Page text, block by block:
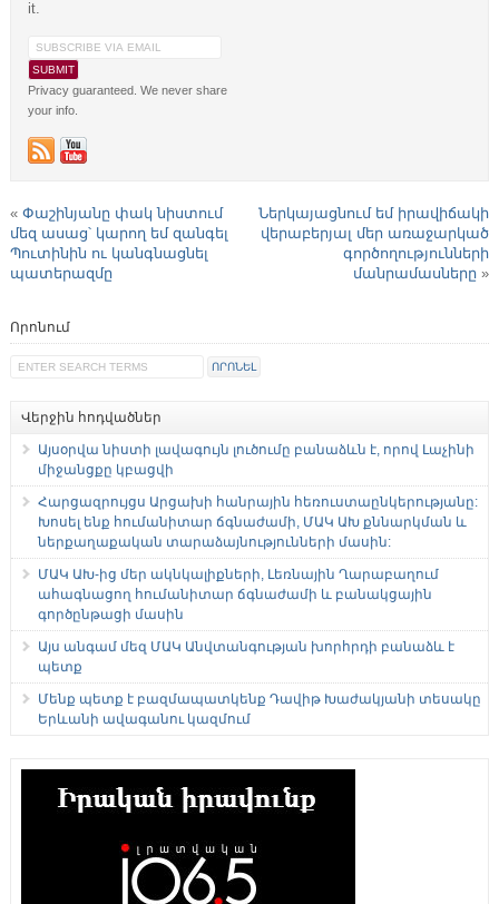
it.
Privacy guaranteed. We never share
your info.
« Փաշինյանը փակ նիստում
մեզ ասաց՝ կարող եմ զանգել
Պուտինին ու կանգնացնել
պատերազմը
Ներկայացնում եմ իրավիճակի
վերաբերյալ մեր առաջարկած
գործողությունների
մանրամասները »
Որոնում
Վերջին հոդվածներ
Այսօրվա նիստի լավագույն լուծումը բանաձևն է, որով Լաչինի
միջանցքը կբացվի
Հարցազրույցս Արցախի հանրային հեռուստաընկերությանը:
Խոսել ենք հումանիտար ճգնաժամի, ՄԱԿ ԱԽ քննարկման և
ներքաղաքական տարաձայնությունների մասին:
ՄԱԿ ԱԽ-ից մեր ակնկալիքների, Լեռնային Ղարաբաղում
ահագնացող հումանիտար ճգնաժամի և բանակցային
գործընթացի մասին
Այս անգամ մեզ ՄԱԿ Անվտանգության խորհրդի բանաձև է
պետք
Մենք պետք է բազմապատկենք Դավիթ Խաժակյանի տեսակը
Երևանի ավագանու կազմում